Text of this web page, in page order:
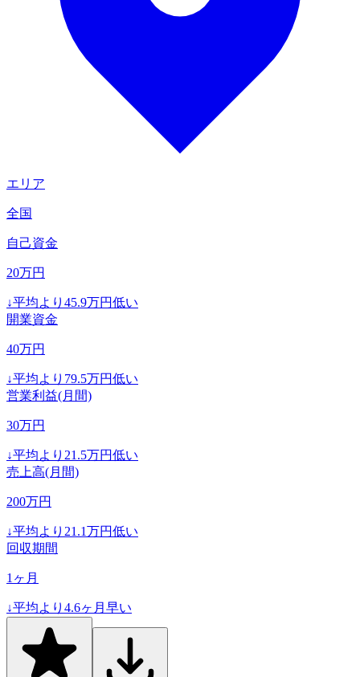
エリア
全国
自己資金
20万円
↓平均より 45.9万円低い
開業資金
40万円
↓平均より 79.5万円低い
営業利益(月間)
30万円
↓平均より 21.5万円低い
売上高(月間)
200万円
↓平均より 21.1万円低い
回収期間
1 ヶ月
↓平均より 4.6ヶ月早い